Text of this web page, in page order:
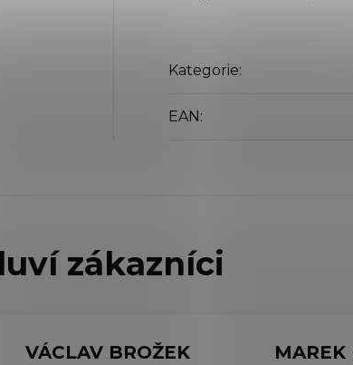
Kategorie:
EAN :
VÁCLAV BROŽEK MAREK